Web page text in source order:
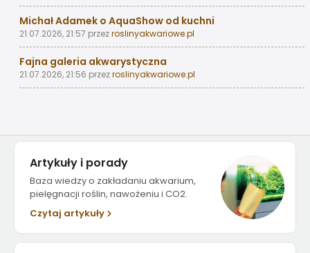
Michał Adamek o AquaShow od kuchni
21.07.2026, 21:57 przezroslinyakwariowe.pl
Fajna galeria akwarystyczna
21.07.2026, 21:56 przezroslinyakwariowe.pl
Artykuły i porady
Baza wiedzy o zakładaniu akwarium,
pielęgnacji roślin, nawożeniu i CO2.
Czytaj artykuły